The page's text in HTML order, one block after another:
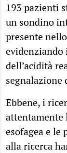
193 pazienti
un sondino
presente
dell’acidità
segnalazione
Ebbene, i
attentamente
esofagea e le
alla ricerca